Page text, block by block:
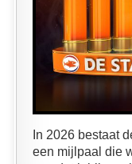
In 2026 bestaat
een mijlpaal die